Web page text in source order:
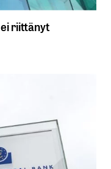
riittänyt